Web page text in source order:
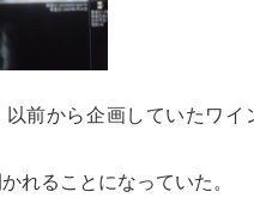
以前から企画していたワイ
れることになっていた。